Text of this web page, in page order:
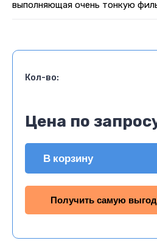
выполняющая очень тонкую
Кол-во:
Цена по
В корзину
Получить самую